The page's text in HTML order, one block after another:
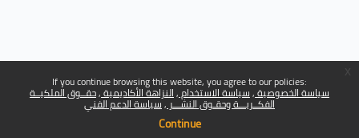
If you continue browsing this website, you agree to our policies:
سياسة الخصوصية سياسة الاستخدام النزاهة الأكاديمية حقــوق الملكيــة
الفكــريـــة وحقـوق النشـــر سياسة الدعم الفني
Continue